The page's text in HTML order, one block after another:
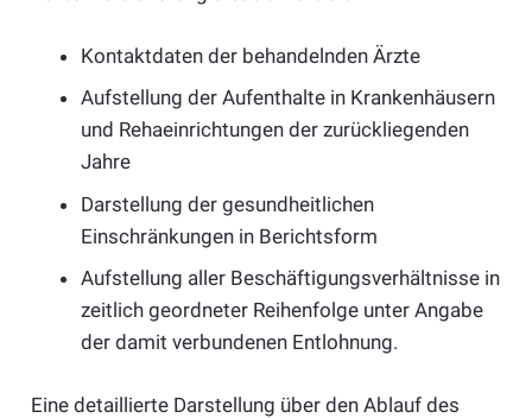
Kontaktdaten der behandelnden Ärzte
Aufstellung der Aufenthalte in Krankenhäusern
und Rehaeinrichtungen der zurückliegenden
Jahre
Darstellung der gesundheitlichen
Einschränkungen in Berichtsform
Aufstellung aller Beschäftigungsverhältnisse in
zeitlich geordneter Reihenfolge unter Angabe
der damit verbundenen Entlohnung.
Eine detaillierte Darstellung über den Ablauf des